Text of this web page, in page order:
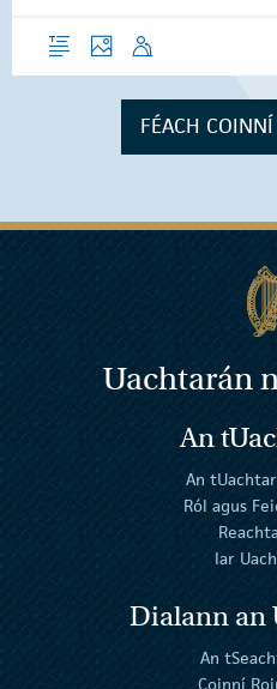
ForléargasGrianghraif
FÉACH
Uachtarán
An
An
Ról agus
Iar
Dialann an
An
Coinní